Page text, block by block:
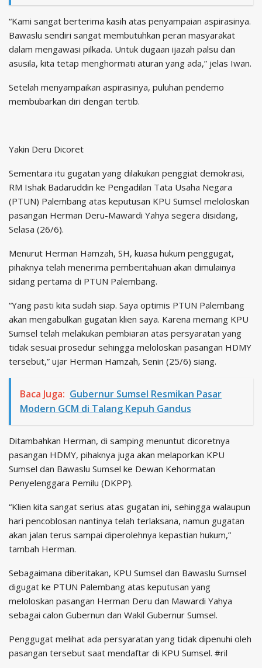
“Kami sangat berterima kasih atas penyampaian aspirasinya.
Bawaslu sendiri sangat membutuhkan peran masyarakat
dalam mengawasi pilkada. Untuk dugaan ijazah palsu dan
asusila, kita tetap menghormati aturan yang ada,” jelas Iwan.
Setelah menyampaikan aspirasinya, puluhan pendemo
membubarkan diri dengan tertib.
Yakin Deru Dicoret
Sementara itu gugatan yang dilakukan penggiat demokrasi,
RM Ishak Badaruddin ke Pengadilan Tata Usaha Negara
(PTUN) Palembang atas keputusan KPU Sumsel meloloskan
pasangan Herman Deru-Mawardi Yahya segera disidang,
Selasa (26/6).
Menurut Herman Hamzah, SH, kuasa hukum penggugat,
pihaknya telah menerima pemberitahuan akan dimulainya
sidang pertama di PTUN Palembang.
“Yang pasti kita sudah siap. Saya optimis PTUN Palembang
akan mengabulkan gugatan klien saya. Karena memang KPU
Sumsel telah melakukan pembiaran atas persyaratan yang
tidak sesuai prosedur sehingga meloloskan pasangan HDMY
tersebut,” ujar Herman Hamzah, Senin (25/6) siang.
Baca Juga: Gubernur Sumsel Resmikan Pasar
Modern GCM di Talang Kepuh Gandus
Ditambahkan Herman, di samping menuntut dicoretnya
pasangan HDMY, pihaknya juga akan melaporkan KPU
Sumsel dan Bawaslu Sumsel ke Dewan Kehormatan
Penyelenggara Pemilu (DKPP).
“Klien kita sangat serius atas gugatan ini, sehingga walaupun
hari pencoblosan nantinya telah terlaksana, namun gugatan
akan jalan terus sampai diperolehnya kepastian hukum,”
tambah Herman.
Sebagaimana diberitakan, KPU Sumsel dan Bawaslu Sumsel
digugat ke PTUN Palembang atas keputusan yang
meloloskan pasangan Herman Deru dan Mawardi Yahya
sebagai calon Gubernun dan Wakil Gubernur Sumsel.
Penggugat melihat ada persyaratan yang tidak dipenuhi oleh
pasangan tersebut saat mendaftar di KPU Sumsel. #ril